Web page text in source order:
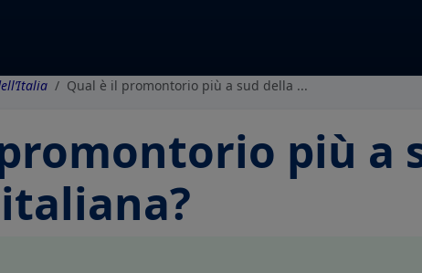
Qual è il promontorio più a sud della ...
più a